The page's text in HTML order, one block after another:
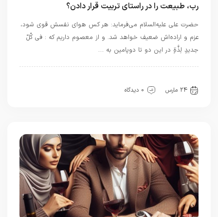
رب، طبیعت را در راستای تربیت قرار دادن؟
حضرت علی علیه‌السلام می‌فرماید: هر کس هوای نفسش قوی شود،
عزم و اراده‌اش ضعیف خواهد شد. و از معصوم داریم که : فی کُلّ
جدیدٍ لِذَّةٍ در این دو تا دوپامین به …
24 مارس
0 دیدگاه